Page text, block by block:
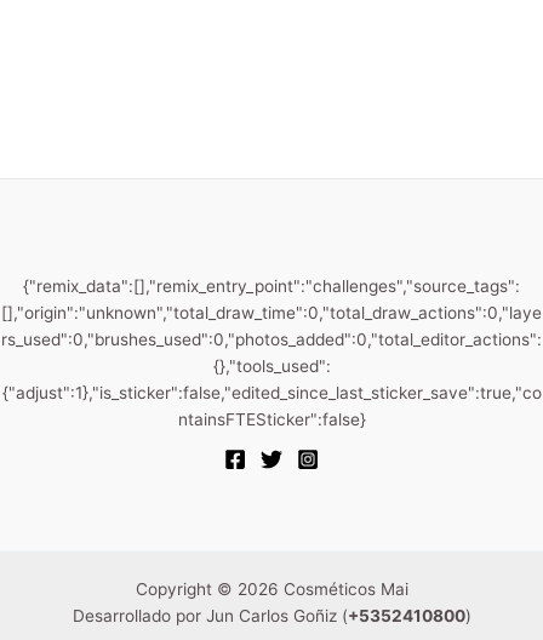
{"remix_data":[],"remix_entry_point":"challenges","source_tags":
[],"origin":"unknown","total_draw_time":0,"total_draw_actions":0,"laye
rs_used":0,"brushes_used":0,"photos_added":0,"total_editor_actions":
{},"tools_used":
{"adjust":1},"is_sticker":false,"edited_since_last_sticker_save":true,"co
ntainsFTESticker":false}
Copyright © 2026 Cosméticos Mai
Desarrollado por Jun Carlos Goñiz (+5352410800)